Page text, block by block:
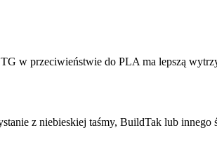
w przeciwieństwie do PLA ma lepszą
z niebieskiej taśmy, BuildTak lub innego